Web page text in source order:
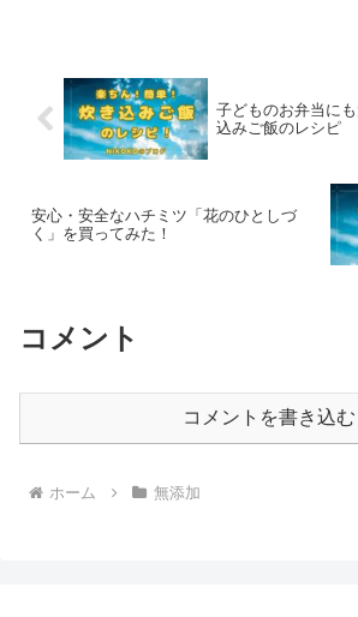
子どものお弁当に
込みご飯のレシピ
安心・安全なハチミツ「花のひとしづ
く」を買ってみた！
コメント
コメントを書き込む
ホーム 無添加